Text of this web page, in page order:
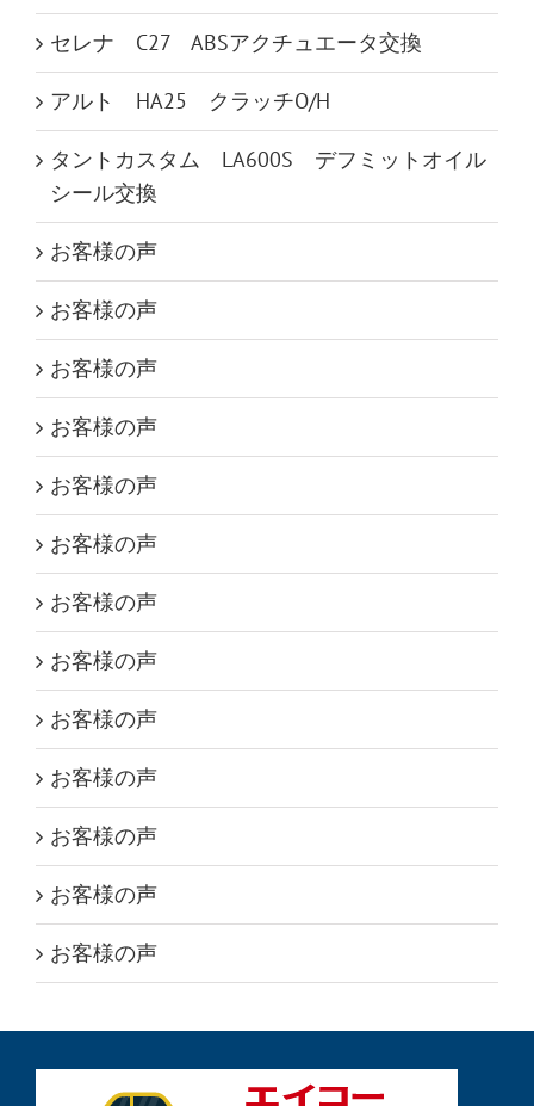
セレナ C27 ABSアクチュエータ交換
アルト HA25 クラッチO/H
タントカスタム LA600S デフミットオイル
シール交換
お客様の声
お客様の声
お客様の声
お客様の声
お客様の声
お客様の声
お客様の声
お客様の声
お客様の声
お客様の声
お客様の声
お客様の声
お客様の声